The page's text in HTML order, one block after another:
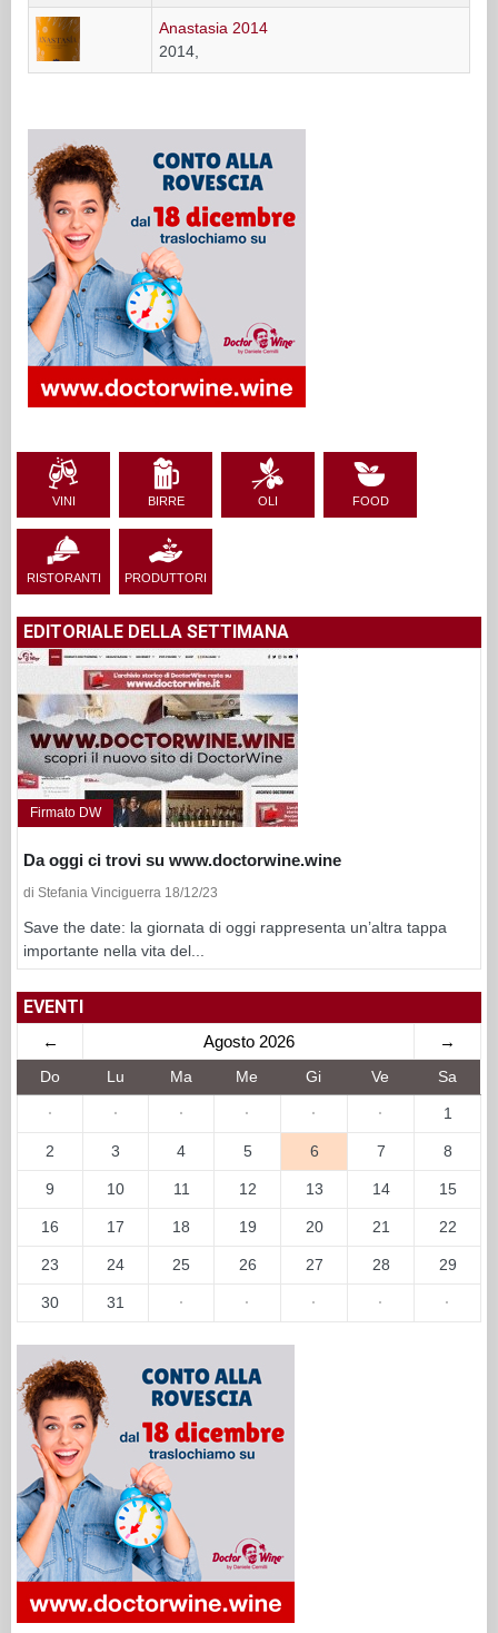
Anastasia 2014
2014,
VINI BIRRE OLI FOOD
RISTORANTI PRODUTTORI
EDITORIALE DELLA SETTIMANA
Firmato DW
Da oggi ci trovi su www.doctorwine.wine
di Stefania Vinciguerra 18/12/23
Save the date: la giornata di oggi rappresenta un’altra tappa
importante nella vita del...
EVENTI
← Agosto 2026 →
Do Lu Ma Me Gi Ve Sa
· · · · · · 1
2 3 4 5 6 7 8
9 10 11 12 13 14 15
16 17 18 19 20 21 22
23 24 25 26 27 28 29
30 31 · · · · ·